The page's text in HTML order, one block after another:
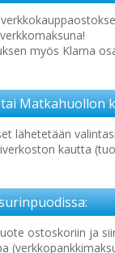
myös Klarna
tai Matkahuollon
lähetetään
kautta
ostoskoriin ja